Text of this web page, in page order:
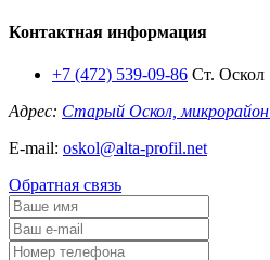
Контактная информация
+7 (472) 539-09-86 Ст. Оскол
Адрес: Старый Оскол,
E-mail: oskol@alta-profil.net
Обратная связь